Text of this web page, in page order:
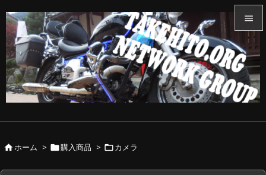


メニュ

サイド


ホーム > 購入商品 > カメラ